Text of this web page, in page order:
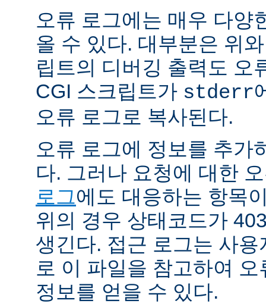
오류 로그에는 매우 다양
올 수 있다. 대부분은 위
립트의 디버깅 출력도 오
CGI 스크립트가 stderr
오류 로그로 복사된다.
오류 로그에 정보를 추가
다. 그러나 요청에 대한
로그에도 대응하는 항목
위의 경우 상태코드가
생긴다. 접근 로그는 사
로 이 파일을 참고하여
정보를 얻을 수 있다.